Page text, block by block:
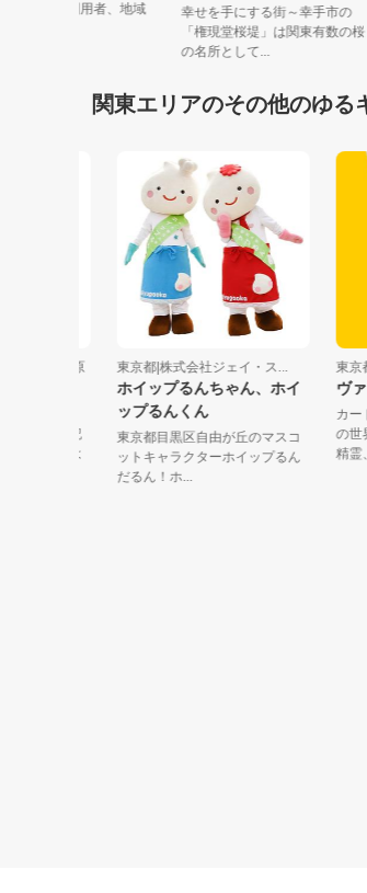
じぼうです。利用者、地域
幸せを手にする街～幸手市
「権現堂桜堤」は関東有数
の名所として...
関東エリアのその他のゆる
東京都|株式会社ジェイ・ス...
ホイップるんちゃん、ホイ
ップるんくん
東京都目黒区自由が丘のマスコ
ットキャラクターホイップるん
だるん！ホ...
東京都|
ヴァン
カード
の世界
精霊、...